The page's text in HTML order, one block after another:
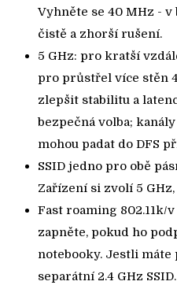
Vyhněte se 40 MHz -
čistě a zhorší rušení.
5 GHz: pro kratší
pro průstřel více stěn
zlepšit stabilitu a
bezpečná volba;
mohou padat do DFS
SSID jedno pro obě
Zařízení si zvolí 5
Fast roaming 802.11k/
zapněte, pokud ho
notebooky. Jestli máte
separátní 2.4 GHz SSID.